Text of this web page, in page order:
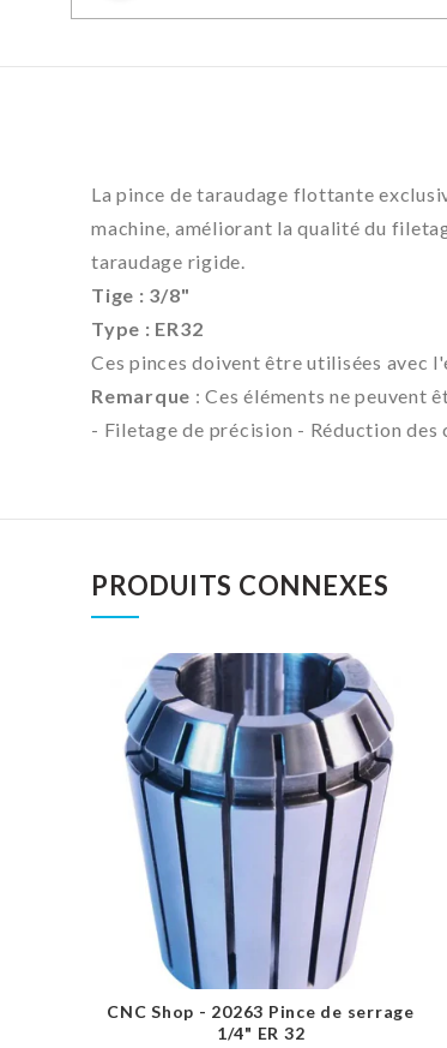
La pince de taraudage flottante
machine, améliorant la qualité du
taraudage rigide.
Tige : 3/8"
Type : ER32
Ces pinces doivent être utilisées avec
Remarque : Ces éléments ne peuvent
- Filetage de précision - Réduction des
PRODUITS CONNEXES
CNC Shop - 20263 Pince de serrage
1/4" ER 32